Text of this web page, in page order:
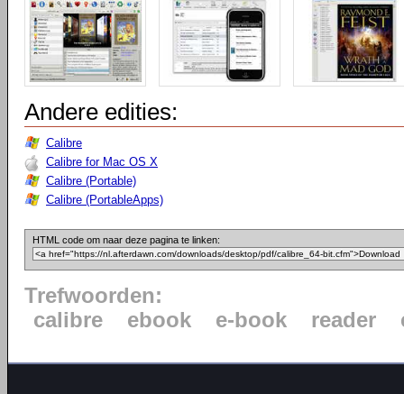
Andere edities:
Calibre
Calibre for Mac OS X
Calibre (Portable)
Calibre (PortableApps)
HTML code om naar deze pagina te linken:
Trefwoorden:
calibre
ebook e-book reader